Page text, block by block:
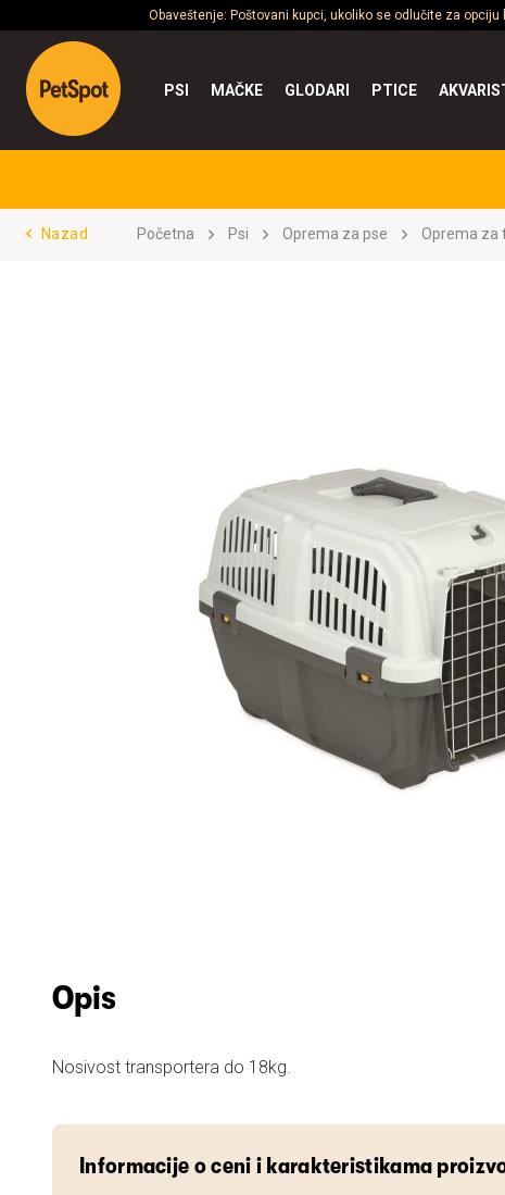
Obaveštenje: Poštovani kupci, ukoliko se odlučite za
PSI MAČKE GLODARI PTICE
Nazad Početna Psi Oprema za pse Oprema za
Opis
Nosivost transportera do 18kg.
Informacije o ceni i karakteristikama